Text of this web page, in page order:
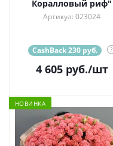
Коралловый риф"
Артикул: 023024
CashBack 230 руб. ?
4 605руб./шт
НОВИНКА